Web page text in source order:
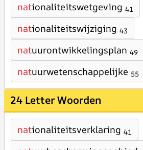
nationaliteitswetgeving 41
nationaliteitswijziging 43
natuurontwikkelingsplan 49
natuurwetenschappelijke 55
24 Letter Woorden
nationaliteitsverklaring 41